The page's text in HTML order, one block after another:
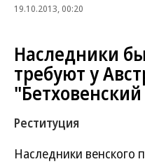
19.10.2013, 00:20
Наследники
требуют у
Реституция
Наследники